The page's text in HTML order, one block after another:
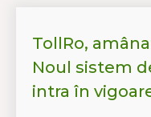
TollRo,
Noul sistem
intra în